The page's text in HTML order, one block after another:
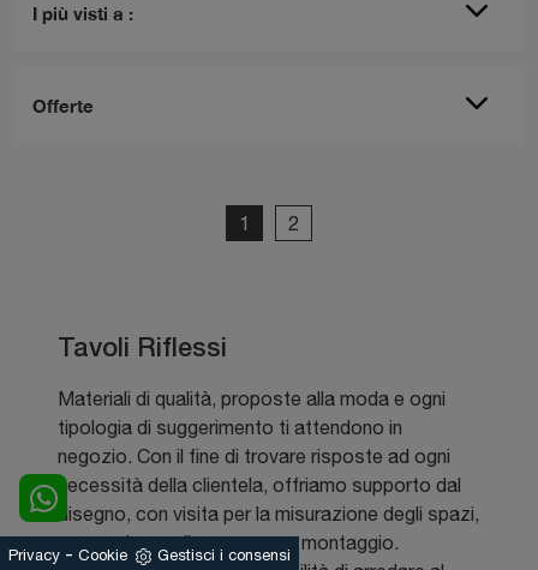
I più visti a :
Offerte
1 2
Tavoli Riflessi
Materiali di qualità, proposte alla moda e ogni
tipologia di suggerimento ti attendono in
negozio. Con il fine di trovare risposte ad ogni
necessità della clientela, offriamo supporto dal
disegno, con visita per la misurazione degli spazi,
e consulenza di consegna e montaggio.
Privacy - Cookie Gestisci i consensi